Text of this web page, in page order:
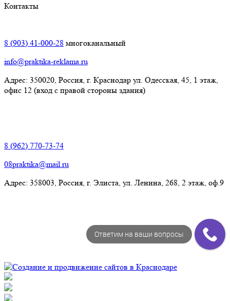
Контакты
8 (903) 41-000-28 многоканальный
info@praktika-reklama.ru
Адрес: 350020, Россия, г. Краснодар ул. Одесская, 45, 1 этаж,
офис 12 (вход с правой стороны здания)
8 (962) 770-73-74
08praktika@mail.ru
Адрес:​ 358003, Россия, г. Элиста, ул. Ленина, 268, 2 этаж, оф.9
© Рекламно-производственная компания "Практика" 2009-
Ответим на ваши вопросы